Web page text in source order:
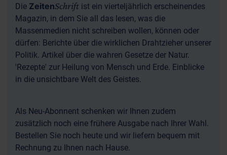
Die ZeitenSchrift ist ein vierteljährlich erscheinendes
Magazin, in dem Sie all das lesen, was die
Massenmedien nicht schreiben wollen, können oder
dürfen: Berichte über die wirklichen Drahtzieher unserer
Politik. Artikel über die wahren Gesetze der Natur.
'Rezepte' zur Heilung von Mensch und Erde. Einblicke
in die unsichtbare Welt des Geistes.
Als Neu-Abonnent schenken wir Ihnen zudem
zusätzlich noch eine frühere Ausgabe nach Ihrer Wahl.
Bestellen Sie noch heute und wir liefern bequem mit
Rechnung zu Ihnen nach Hause.